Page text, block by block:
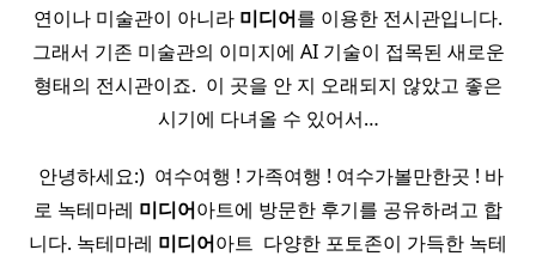
연이나 미술관이 아니라 미디어를 이용한 전시관입니다.
그래서 기존 미술관의 이미지에 AI 기술이 접목된 새로운
형태의 전시관이죠. ​ 이 곳을 안 지 오래되지 않았고 좋은
시기에 다녀올 수 있어서…
​ 안녕하세요:) ​ 여수여행 ! 가족여행 ! 여수가볼만한곳 ! 바
로 녹테마레 미디어아트에 방문한 후기를 공유하려고 합
니다. 녹테마레 미디어아트 ​ 다양한 포토존이 가득한 녹테